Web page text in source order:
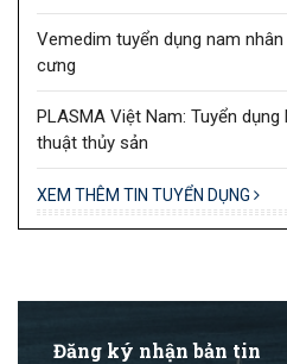
Vemedim tuyển dụng nam
cưng
PLASMA Việt Nam: Tuyển
thuật thủy sản
XEM THÊM TIN TUYỂN DỤNG
Đăng ký nhận bản tin